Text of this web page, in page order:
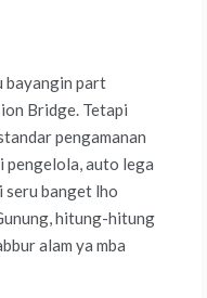
bayangin part
Bridge. Tetapi
pengamanan
pengelola, auto lega
seru banget lho
hitung-hitung
alam ya mba